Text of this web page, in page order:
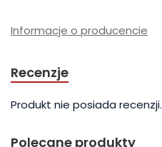
Informacje o producencie
Recenzje
Produkt nie posiada recenzji.
Polecane produkty